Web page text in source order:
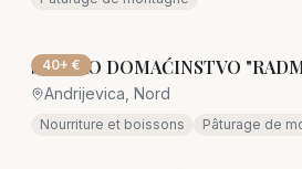
40+ €
SEOSKO DOMAĆINSTVO
Andrijevica, Nord
Nourriture et boissons Pâturage de